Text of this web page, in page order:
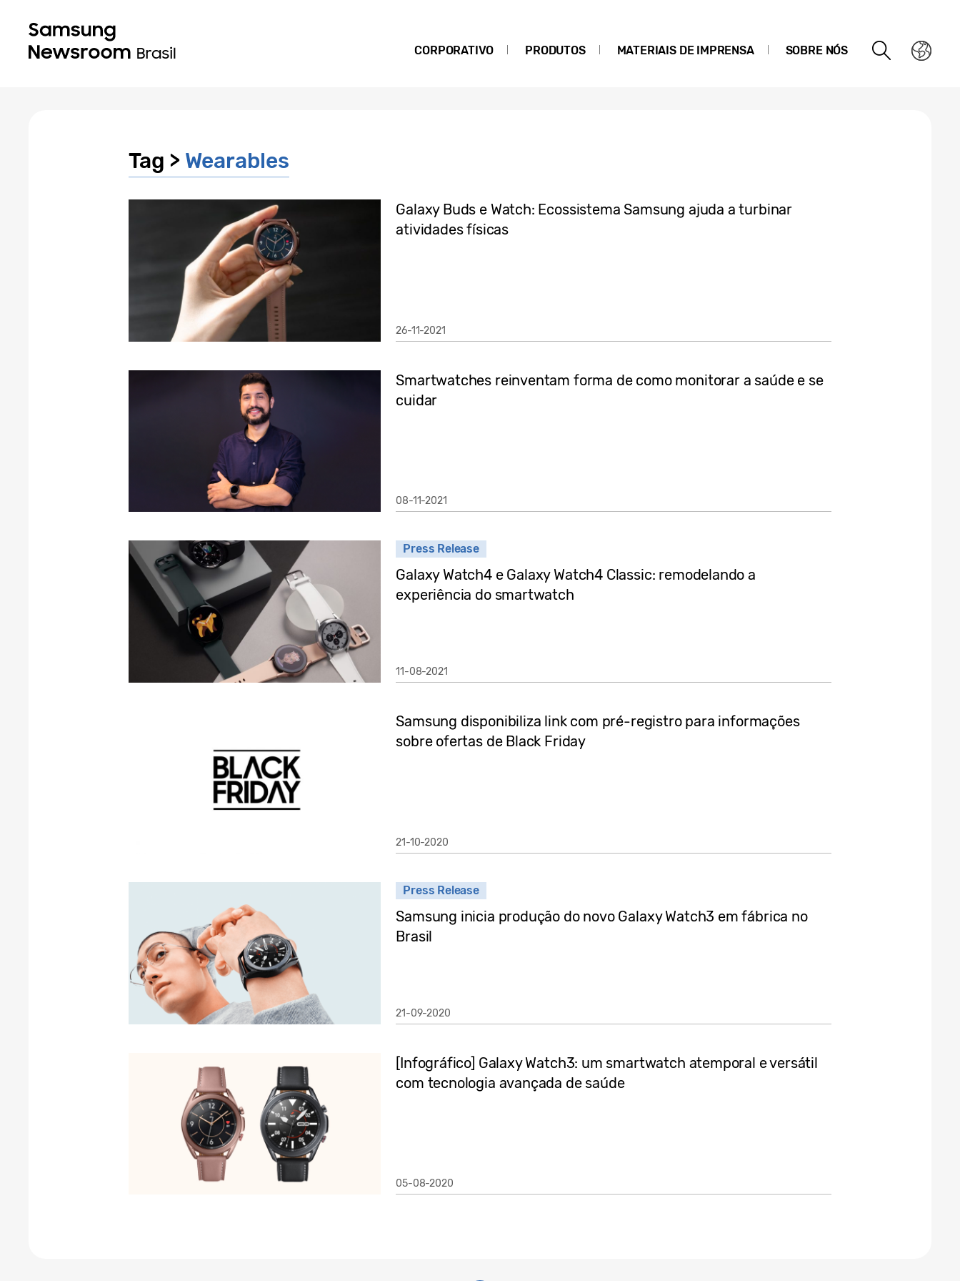
CORPORATIVO PRODUTOS MATERIAIS DE IMPRENSA SOBRE NÓS
Tag > Wearables
Galaxy Buds e Watch: Ecossistema Samsung ajuda a turbinar
atividades físicas
26-11-2021
Smartwatches reinventam forma de como monitorar a saúde e se
cuidar
08-11-2021
Press Release
Galaxy Watch4 e Galaxy Watch4 Classic: remodelando a
experiência do smartwatch
11-08-2021
Samsung disponibiliza link com pré-registro para informações
sobre ofertas de Black Friday
21-10-2020
Press Release
Samsung inicia produção do novo Galaxy Watch3 em fábrica no
Brasil
21-09-2020
[Infográfico] Galaxy Watch3: um smartwatch atemporal e versátil
com tecnologia avançada de saúde
05-08-2020